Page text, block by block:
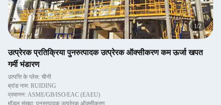
2/2
उत्प्रेरक प्रतिक्रिया पुनरुत्पादक उत्प्रेरक ऑक्सीकरण कम ऊर्जा खपत
गर्मी भंडारण
उत्पत्ति के प्लेस: चीनी
ब्रांड नाम: RUIDING
प्रमाणन: ASME/GB/ISO/EAC (EAEU)
मॉडल संख्या: पुनरुत्पादक उत्प्रेरक ऑक्सीकरण